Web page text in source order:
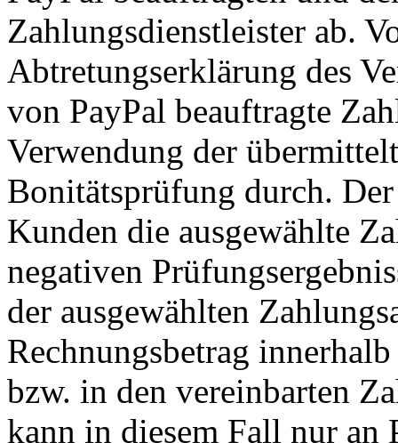
Zahlungsdienstleister ab.
Abtretungserklärung des
von PayPal beauftragte
Verwendung der
Bonitätsprüfung durch.
Kunden die ausgewählte
negativen
der ausgewählten
Rechnungsbetrag
bzw. in den vereinbarten
kann in diesem Fall nur an